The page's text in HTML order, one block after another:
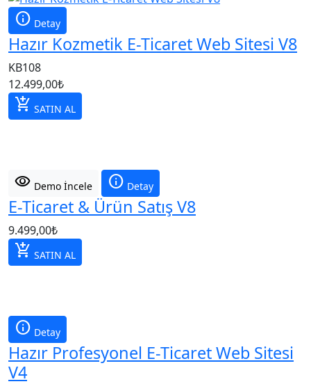
info Detay
Hazır Kozmetik E-Ticaret Web Sitesi V8
KB108
12.499,00₺
add_shopping_cart SATIN AL
visibility Demo İncele info Detay
E-Ticaret & Ürün Satış V8
9.499,00₺
add_shopping_cart SATIN AL
info Detay
Hazır Profesyonel E-Ticaret Web Sitesi
V4